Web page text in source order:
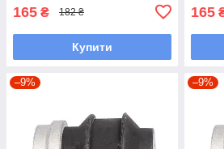
165 ₴ 182 ₴
Купити
165
–9% –9%